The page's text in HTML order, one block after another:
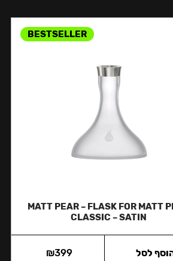
BESTSELLER
MATT PEAR – FLASK FOR MATT
CLASSIC – SATIN
₪399 לסל